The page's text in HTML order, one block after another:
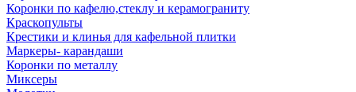
Коронки по кафелю,стеклу и керамограниту
Краскопульты
Крестики и клинья для кафельной плитки
Маркеры- карандаши
Коронки по металлу
Миксеры